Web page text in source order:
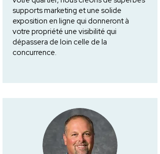
supports marketing et une solide
exposition en ligne qui donneront à
votre propriété une visibilité qui
dépassera de loin celle de la
concurrence.